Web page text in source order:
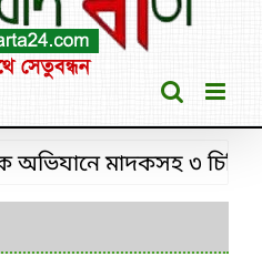
মাদকসহ ৩ চিহ্নিত